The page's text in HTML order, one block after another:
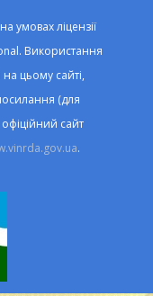
умовах ліцензії
Використання
цьому сайті,
(для
сайт
.